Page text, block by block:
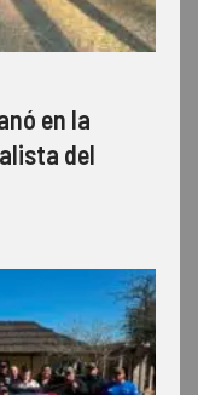
en la
del